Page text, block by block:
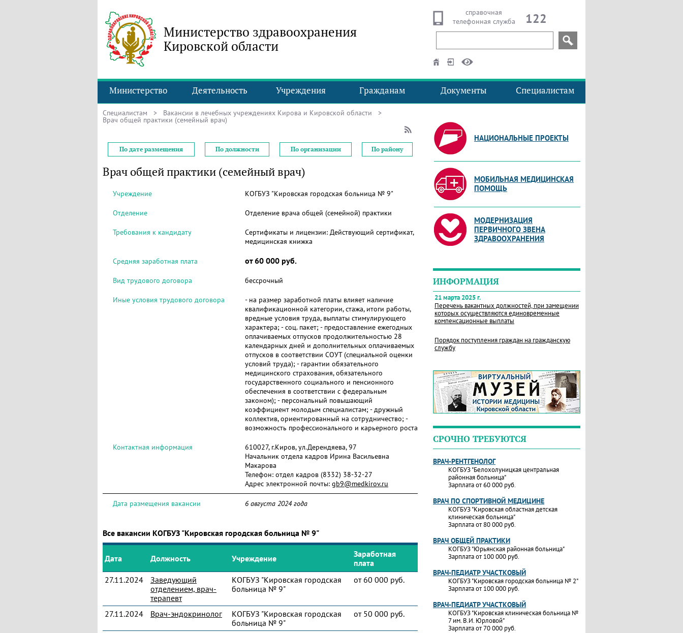
Министерство здравоохранения
Кировской области
справочная
телефонная служба
122
Министерство Деятельность Учреждения Гражданам Документы Специалистам
Специалистам > Вакансии в лечебных учреждениях Кирова и Кировской области >
Врач общей практики (семейный врач)
По дате размещения По должности По организации По району
Врач общей практики (семейный врач)
Учреждение КОГБУЗ "Кировская городская больница № 9"
Отделение Отделение врача общей (семейной) практики
Требования к кандидату Сертификаты и лицензии: Действующий сертификат,
медицинская книжка
Средняя заработная плата от 60 000 руб.
Вид трудового договора бессрочный
Иные условия трудового договора
- на размер заработной платы влияет наличие
квалификационной категории, стажа, итоги работы,
вредные условия труда, выплаты стимулирующего
характера; - соц. пакет; - предоставление ежегодных
оплачиваемых отпусков продолжительностью 28
календарных дней и дополнительных оплачиваемых
отпусков в соответствии СОУТ (специальной оценки
условий труда); - гарантии обязательного
медицинского страхования, обязательного
государственного социального и пенсионного
обеспечения в соответствии с федеральным
законом); - персональный повышающий
коэффициент молодым специалистам; - дружный
коллектив, ориентированный на сотрудничество; -
возможность профессионального и карьерного роста
Контактная информация
610027, г.Киров, ул.Дерендяева, 97
Начальник отдела кадров Ирина Васильевна
Макарова
Телефон: отдел кадров (8332) 38-32-27
Адрес электронной почты: gb9@medkirov.ru
Дата размещения вакансии 6 августа 2024 года
Все вакансии КОГБУЗ "Кировская городская больница № 9"
Дата Должность Учреждение
Заработная
плата
27.11.2024
Заведующий
отделением, врач-
терапевт
КОГБУЗ "Кировская городская
больница № 9"
от 60 000 руб.
27.11.2024 Врач-эндокринолог
КОГБУЗ "Кировская городская
больница № 9"
от 50 000 руб.
НАЦИОНАЛЬНЫЕ ПРОЕКТЫ
МОБИЛЬНАЯ МЕДИЦИНСКАЯ
ПОМОЩЬ
МОДЕРНИЗАЦИЯ
ПЕРВИЧНОГО ЗВЕНА
ЗДРАВООХРАНЕНИЯ
ИНФОРМАЦИЯ
21 марта 2025 г.
Перечень вакантных должностей, при замещении
которых осуществляются единовременные
компенсационные выплаты
Порядок поступления граждан на гражданскую
службу
СРОЧНО ТРЕБУЮТСЯ
ВРАЧ-РЕНТГЕНОЛОГ
КОГБУЗ "Белохолуницкая центральная
районная больница"
Зарплата от 60 000 руб.
ВРАЧ ПО СПОРТИВНОЙ МЕДИЦИНЕ
КОГБУЗ "Кировская областная детская
клиническая больница"
Зарплата от 80 000 руб.
ВРАЧ ОБЩЕЙ ПРАКТИКИ
КОГБУЗ "Юрьянская районная больница"
Зарплата от 100 000 руб.
ВРАЧ-ПЕДИАТР УЧАСТКОВЫЙ
КОГБУЗ "Кировская городская больница № 2"
Зарплата от 100 000 руб.
ВРАЧ-ПЕДИАТР УЧАСТКОВЫЙ
КОГБУЗ "Кировская клиническая больница №
7 им. В.И. Юрловой"
Зарплата от 70 000 руб.